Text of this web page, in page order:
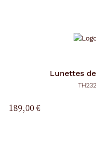
Lunettes
189,00 €